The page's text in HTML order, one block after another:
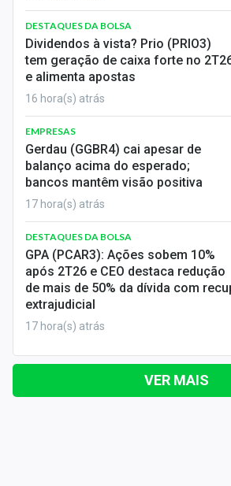
DESTAQUES DA BOLSA
Dividendos à vista? Prio (PRIO3)
tem geração de caixa forte no
e alimenta apostas
16 hora(s) atrás
EMPRESAS
Gerdau (GGBR4) cai apesar de
balanço acima do esperado;
bancos mantêm visão positiva
17 hora(s) atrás
DESTAQUES DA BOLSA
GPA (PCAR3): Ações sobem 10%
após 2T26 e CEO destaca redução
de mais de 50% da dívida com
extrajudicial
17 hora(s) atrás
VER MAIS